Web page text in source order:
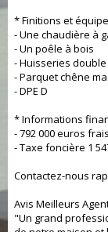
* Finitions et
- Une chaudière à
- Un poêle à bois
- Huisseries
- Parquet chêne
- DPE D
* Informations
- 792 000 euros
- Taxe foncière 1
Contactez-nous
Avis Meilleurs
"Un grand